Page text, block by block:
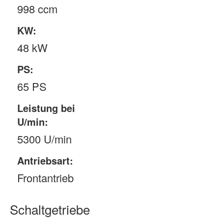
998 ccm
KW:
48 kW
PS:
65 PS
Leistung bei
U/min:
5300 U/min
Antriebsart:
Frontantrieb
Schaltgetriebe